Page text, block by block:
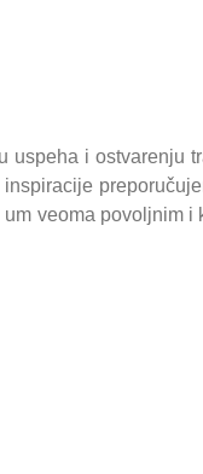
i ostvarenju
veoma povoljnim